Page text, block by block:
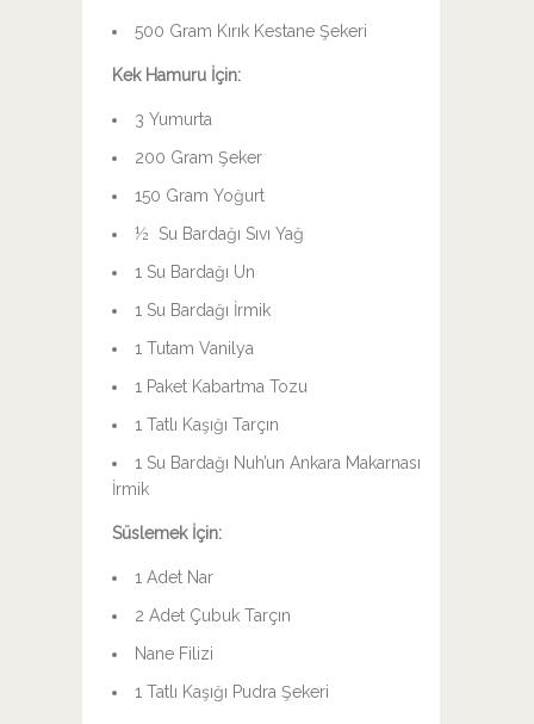
500 Gram Kırık Kestane Şekeri
Kek Hamuru İçin:
3 Yumurta
200 Gram Şeker
150 Gram Yoğurt
½ Su Bardağı Sıvı Yağ
1 Su Bardağı Un
1 Su Bardağı İrmik
1 Tutam Vanilya
1 Paket Kabartma Tozu
1 Tatlı Kaşığı Tarçın
1 Su Bardağı Nuh’un Ankara Makarnası
İrmik
Süslemek İçin:
1 Adet Nar
2 Adet Çubuk Tarçın
Nane Filizi
1 Tatlı Kaşığı Pudra Şekeri